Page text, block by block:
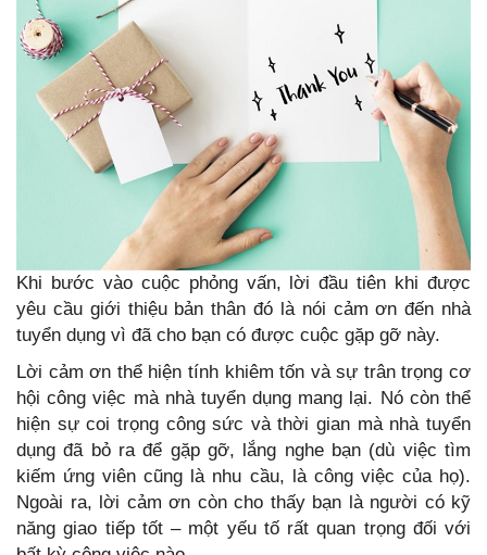
Khi bước vào cuộc phỏng vấn, lời đầu tiên khi được
yêu cầu giới thiệu bản thân đó là nói cảm ơn đến nhà
tuyển dụng vì đã cho bạn có được cuộc gặp gỡ này.
Lời cảm ơn thể hiện tính khiêm tốn và sự trân trọng cơ
hội công việc mà nhà tuyển dụng mang lại. Nó còn thể
hiện sự coi trọng công sức và thời gian mà nhà tuyển
dụng đã bỏ ra để gặp gỡ, lắng nghe bạn (dù việc tìm
kiếm ứng viên cũng là nhu cầu, là công việc của họ).
Ngoài ra, lời cảm ơn còn cho thấy bạn là người có kỹ
năng giao tiếp tốt – một yếu tố rất quan trọng đối với